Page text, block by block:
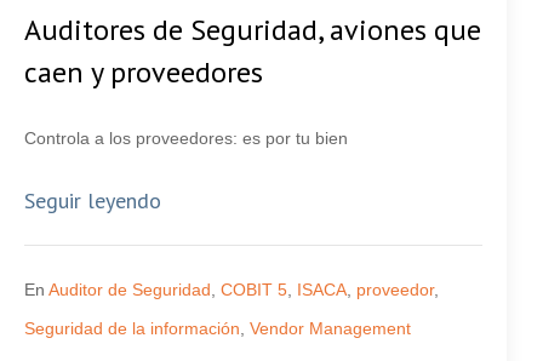
Auditores de Seguridad, aviones que
caen y proveedores
Controla a los proveedores: es por tu bien
Seguir leyendo
En Auditor de Seguridad COBIT 5 ISACA proveedor,
Seguridad de la información Vendor Management